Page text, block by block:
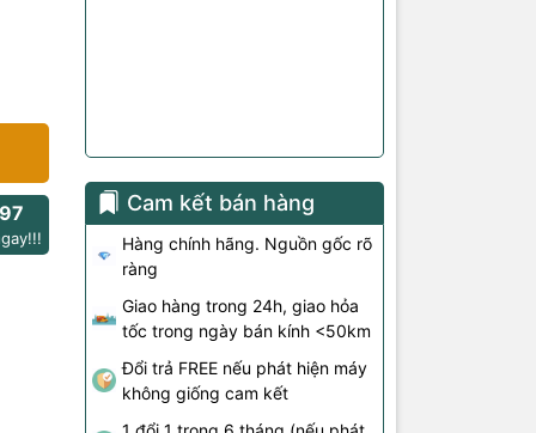
Cam kết bán hàng
Hàng chính hãng. Nguồn gốc rõ
ràng
Giao hàng trong 24h, giao hỏa
tốc trong ngày bán kính <50km
Đổi trả FREE nếu phát hiện máy
không giống cam kết